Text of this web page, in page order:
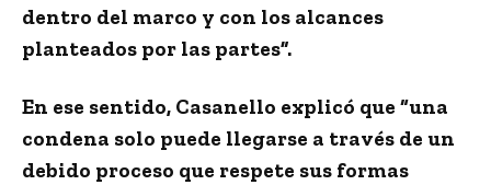
dentro del marco y con los alcances
planteados por las partes”.
En ese sentido, Casanello explicó que “una
condena solo puede llegarse a través de un
debido proceso que respete sus formas